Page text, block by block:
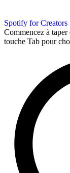
Spotify for Creators
Commencez à
touche Tab pour